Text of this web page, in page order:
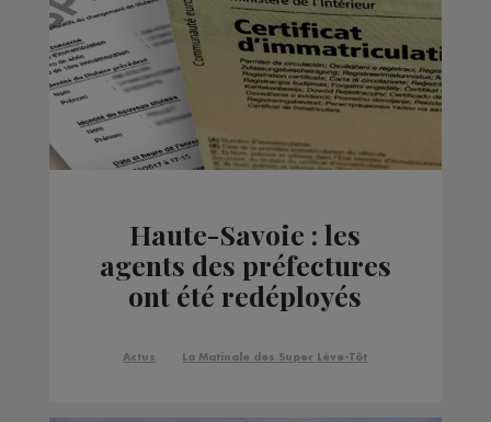
Haute-Savoie : les
agents des préfectures
ont été redéployés
Actus La Matinale des Super Lève-Tôt